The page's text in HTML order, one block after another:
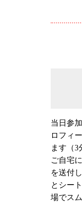
当日参
ロフィ
ます（3
ご自宅
を送付
とシー
場でス